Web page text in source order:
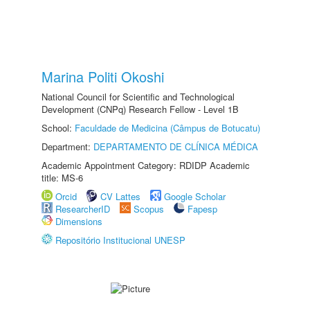
Marina Politi Okoshi
National Council for Scientific and Technological
Development (CNPq) Research Fellow - Level 1B
School: Faculdade de Medicina (Câmpus de Botucatu)
Department: DEPARTAMENTO DE CLÍNICA MÉDICA
Academic Appointment Category: RDIDP Academic
title: MS-6
Orcid
CV Lattes
Google Scholar
ResearcherID
Scopus
Fapesp
Dimensions
Repositório Institucional UNESP